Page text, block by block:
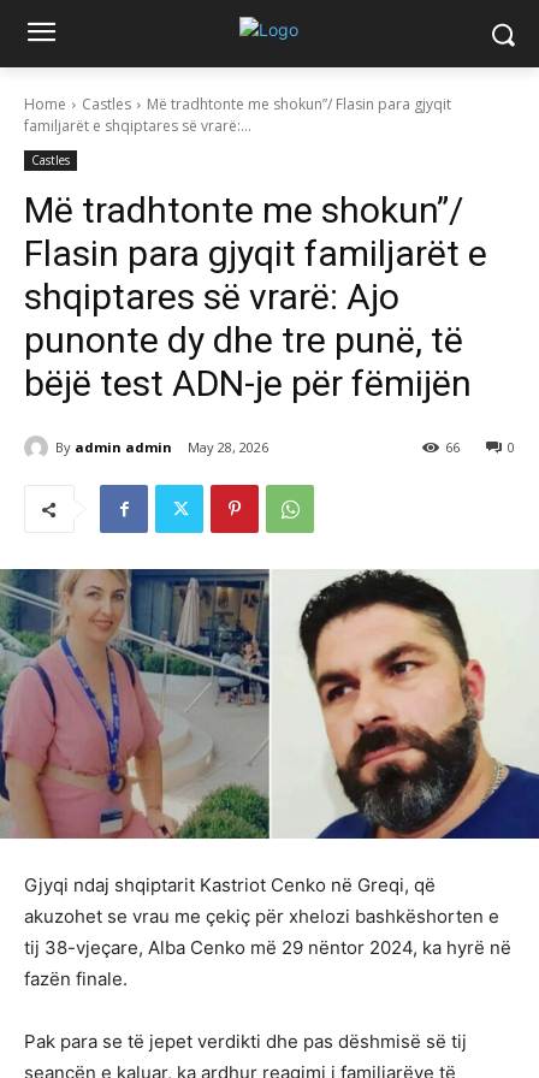
Home Castles
Më tradhtonte me shokun”/ Flasin para gjyqit
familjarët e shqiptares së vrarë:...
Castles
Më tradhtonte me shokun”/
Flasin para gjyqit familjarët e
shqiptares së vrarë: Ajo
punonte dy dhe tre punë, të
bëjë test ADN-je për fëmijën
By admin admin May 28, 2026 0
66
Gjyqi ndaj shqiptarit Kastriot Cenko në Greqi, që
akuzohet se vrau me çekiç për xhelozi bashkëshorten e
tij 38-vjeçare, Alba Cenko më 29 nëntor 2024, ka hyrë në
fazën finale.
Pak para se të jepet verdikti dhe pas dëshmisë së tij
seancën e kaluar, ka ardhur reagimi i familjarëve të